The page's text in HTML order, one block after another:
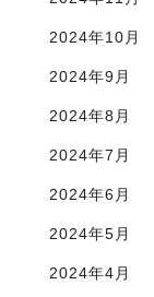
2024年10月
2024年9月
2024年8月
2024年7月
2024年6月
2024年5月
2024年4月